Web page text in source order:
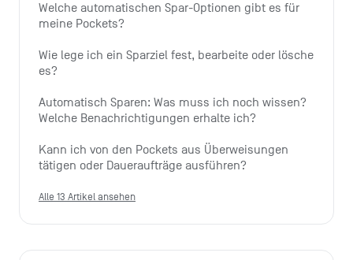
Welche automatischen Spar-Optionen gibt es für
meine Pockets?
Wie lege ich ein Sparziel fest, bearbeite oder lösche
es?
Automatisch Sparen: Was muss ich noch wissen?
Welche Benachrichtigungen erhalte ich?
Kann ich von den Pockets aus Überweisungen
tätigen oder Daueraufträge ausführen?
Alle 13 Artikel ansehen